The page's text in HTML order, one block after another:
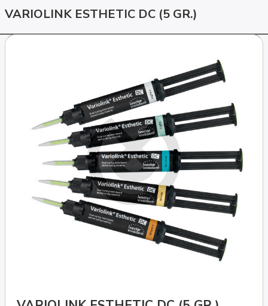
VARIOLINK ESTHETIC DC (5 GR.)